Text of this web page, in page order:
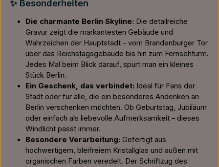
✨ Besonderheiten
Die charmante Berlin Skyline: Die detailreiche
Gravur zeigt die markantesten Gebäude und
Wahrzeichen der Hauptstadt - vom Brandenburger Tor
über das Reichstagsgebäude bis hin zum Fernsehturm.
Jedes Mal beim Blick darauf, spürt man ein kleines
Stück Berlin.
Ein Geschenk, das verbindet: Ideal für Fans der
Stadt oder für alle, die ein besonderes Andenken an
Berlin verschenken möchten. Ob Geburtstag, Jubiläum
oder einfach als liebevolle Aufmerksamkeit – dieses
Windlicht passt immer.
Besondere Verarbeitung: Gefertigt aus
hochwertigem, bleifreiem Kristallglas und außen mit
organischen Farben veredelt. Der Schriftzug des